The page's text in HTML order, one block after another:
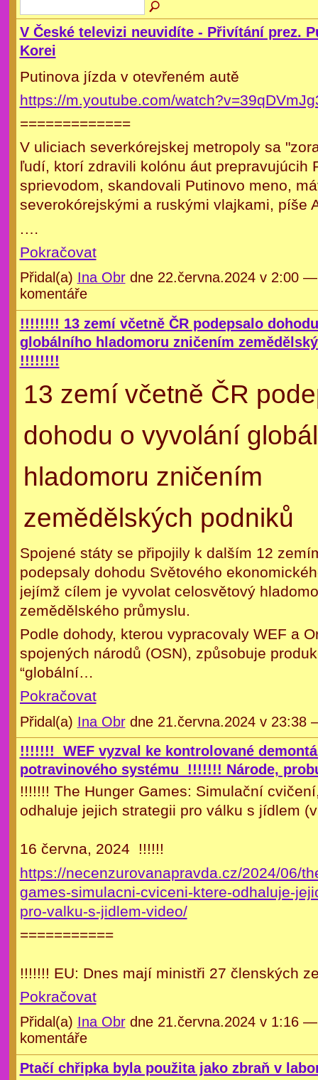
V České televizi neuvidíte - Přivítání prez.
Korei
Putinova jízda v otevřeném autě
https://m.youtube.com/
=============
V uliciach severkórejskej metropoly sa
ľudí, ktorí zdravili kolónu áut prepravujúcih
sprievodom, skandovali Putinovo meno,
severokórejskými a ruskými vlajkami, píše
.…
Pokračovat
Přidal(a) Ina Obrdne 22.června.2024 v 2:00
komentáře
!!!!!!!! 13 zemí včetně ČR podepsalo
globálního hladomoru zničením
!!!!!!!!
13 zemí včetně ČR
dohodu o vyvolání
hladomoru zničením
zemědělských podniků
Spojené státy se připojily k dalším 12
podepsaly dohodu Světového
jejímž cílem je vyvolat celosvětový
zemědělského průmyslu.
Podle dohody, kterou vypracovaly WEF a
spojených národů (OSN), způsobuje
“globální…
Pokračovat
Přidal(a) Ina Obrdne 21.června.2024 v
!!!!!!! WEF vyzval ke kontrolované
potravinového systému !!!!!!! Národe,
!!!!!!! The Hunger Games: Simulační
odhaluje jejich strategii pro válku s jídlem
16 června, 2024 !!!!!!
https://necenzurovanapravda.cz/2024/06/
games-simulacni-cviceni-ktere-odhaluje-
pro-valku-s-jidlem-video/
===========
!!!!!!! EU: Dnes mají ministři 27 členských
Pokračovat
Přidal(a) Ina Obrdne 21.června.2024 v 1:16
komentáře
Ptačí chřipka byla použita jako zbraň v